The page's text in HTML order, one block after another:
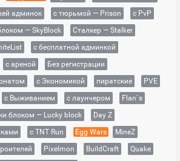
админок с тюрьмой — Prison
с PvP
— SkyBlock
Сталкер — Stalker
с бесплатной админкой
с ареной
Без регистрации
с Экономикой пиратские
PVE
с Выживанием с лаунчером
Flan`s
блоком — Lucky block
Day Z
с TNT Run Egg Wars
MineZ
Pixelmon BuildCraft
Quake